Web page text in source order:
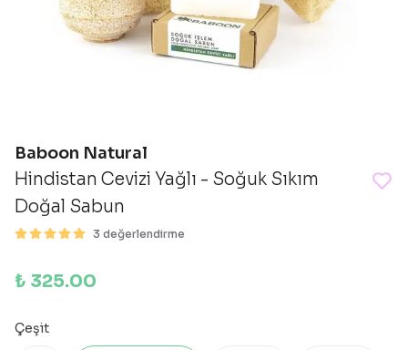
Baboon Natural
Hindistan Cevizi Yağlı - Soğuk Sıkım
Doğal Sabun
3 değerlendirme
₺ 325.00
Çeşit